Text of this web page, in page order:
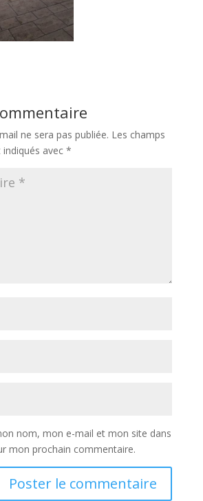
ne sera pas publiée. Les champs
avec *
nom, mon e-mail et mon site dans
mon prochain commentaire.